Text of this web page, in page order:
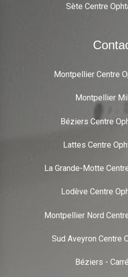
Sète Centre
Montpellier Centre
Montpellier
Béziers Centre
Lattes Centre
La Grande-Motte
Lodève Centre
Montpellier Nord
Sud Aveyron Centre
Béziers -